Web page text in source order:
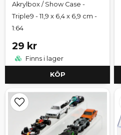
Akrylbox / Show Case -
Triple9 - 11,9 x 6,4 x 6,9 cm -
1:64
29 kr
Finns i lager
KÖP